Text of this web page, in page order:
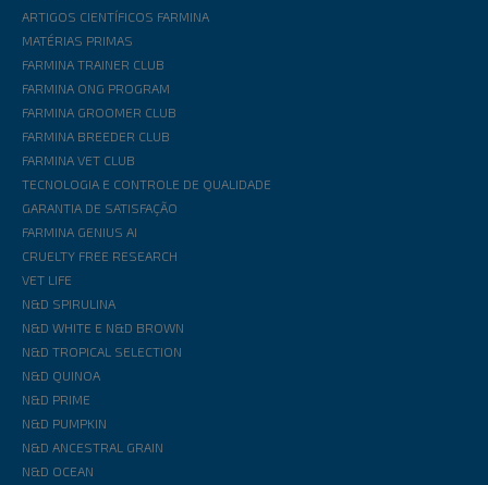
ARTIGOS CIENTÍFICOS FARMINA
MATÉRIAS PRIMAS
FARMINA TRAINER CLUB
FARMINA ONG PROGRAM
FARMINA GROOMER CLUB
FARMINA BREEDER CLUB
FARMINA VET CLUB
TECNOLOGIA E CONTROLE DE QUALIDADE
GARANTIA DE SATISFAÇÃO
FARMINA GENIUS AI
CRUELTY FREE RESEARCH
VET LIFE
N&D SPIRULINA
N&D WHITE E N&D BROWN
N&D TROPICAL SELECTION
N&D QUINOA
N&D PRIME
N&D PUMPKIN
N&D ANCESTRAL GRAIN
N&D OCEAN